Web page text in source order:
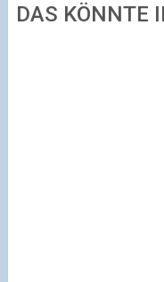
DAS KÖNNTE